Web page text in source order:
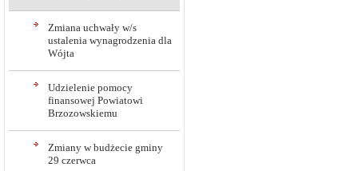
Zmiana uchwały w/s
ustalenia wynagrodzenia dla
Wójta
Udzielenie pomocy
finansowej Powiatowi
Brzozowskiemu
Zmiany w budżecie gminy
29 czerwca